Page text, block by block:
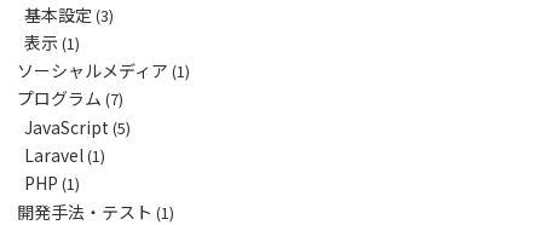
基本設定 (3)
表示(1)
ソーシャルメディア (1)
プログラム (7)
JavaScript (5)
Laravel(1)
PHP (1)
開発手法・テスト (1)